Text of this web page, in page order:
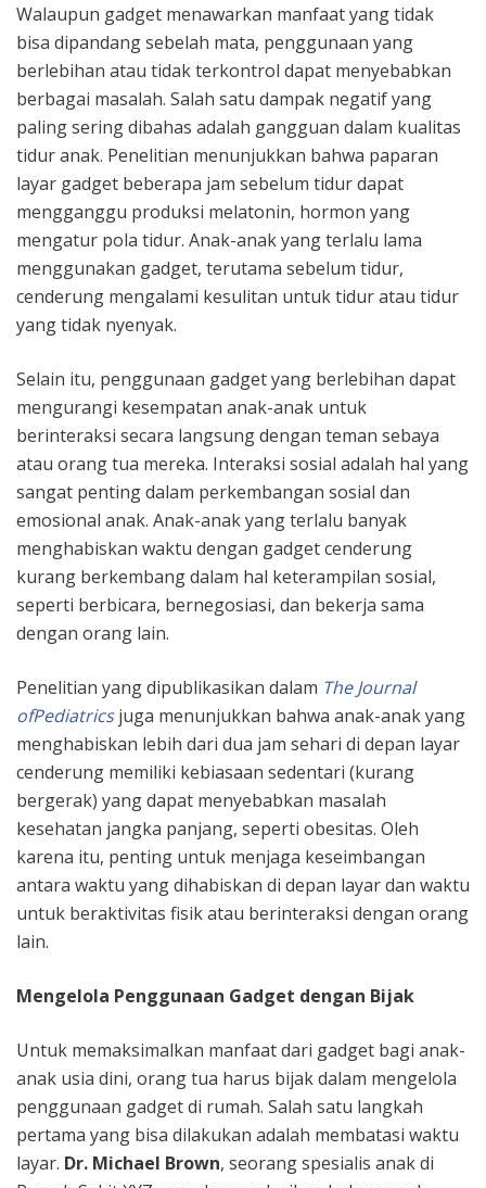
Walaupun gadget menawarkan manfaat yang tidak
bisa dipandang sebelah mata, penggunaan yang
berlebihan atau tidak terkontrol dapat menyebabkan
berbagai masalah. Salah satu dampak negatif yang
paling sering dibahas adalah gangguan dalam kualitas
tidur anak. Penelitian menunjukkan bahwa paparan
layar gadget beberapa jam sebelum tidur dapat
mengganggu produksi melatonin, hormon yang
mengatur pola tidur. Anak-anak yang terlalu lama
menggunakan gadget, terutama sebelum tidur,
cenderung mengalami kesulitan untuk tidur atau tidur
yang tidak nyenyak.
Selain itu, penggunaan gadget yang berlebihan dapat
mengurangi kesempatan anak-anak untuk
berinteraksi secara langsung dengan teman sebaya
atau orang tua mereka. Interaksi sosial adalah hal yang
sangat penting dalam perkembangan sosial dan
emosional anak. Anak-anak yang terlalu banyak
menghabiskan waktu dengan gadget cenderung
kurang berkembang dalam hal keterampilan sosial,
seperti berbicara, bernegosiasi, dan bekerja sama
dengan orang lain.
Penelitian yang dipublikasikan dalam The Journal
ofPediatricsjuga menunjukkan bahwa anak-anak yang
menghabiskan lebih dari dua jam sehari di depan layar
cenderung memiliki kebiasaan sedentari (kurang
bergerak) yang dapat menyebabkan masalah
kesehatan jangka panjang, seperti obesitas. Oleh
karena itu, penting untuk menjaga keseimbangan
antara waktu yang dihabiskan di depan layar dan waktu
untuk beraktivitas fisik atau berinteraksi dengan orang
lain.
Mengelola Penggunaan Gadget dengan Bijak
Untuk memaksimalkan manfaat dari gadget bagi anak-
anak usia dini, orang tua harus bijak dalam mengelola
penggunaan gadget di rumah. Salah satu langkah
pertama yang bisa dilakukan adalah membatasi waktu
layar. Dr. Michael Brown, seorang spesialis anak di